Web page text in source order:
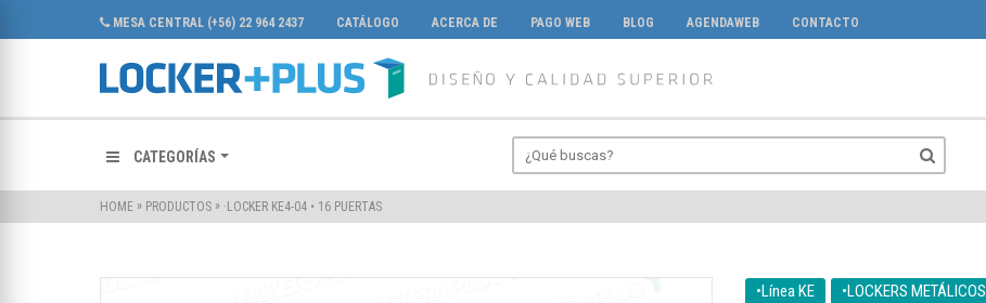
MESA CENTRAL (+56) 22 964 2437 CATÁLOGO ACERCA DE PAGO WEB BLOG AGENDAWEB CONTACTO
CATEGORÍAS
HOME » PRODUCTOS » ·LOCKER KE4-04 • 16 PUERTAS
•Línea KE •LOCKERS METÁLICOS